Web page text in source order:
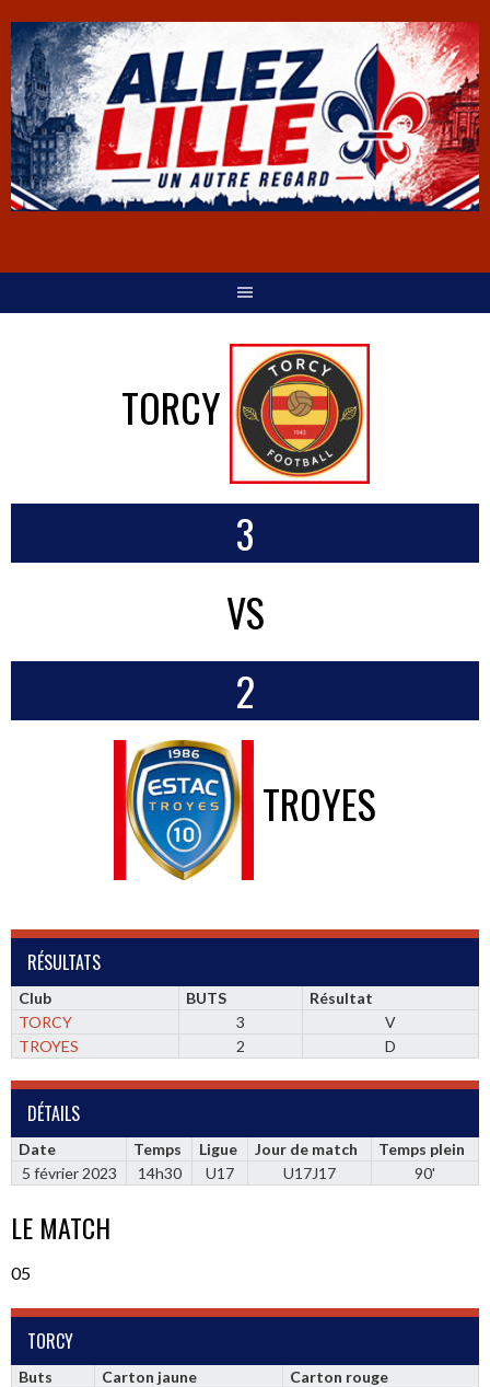
TORCY
3
VS
2
TROYES
RÉSULTATS
Club BUTS
Résultat
TORCY
3
V
TROYES
2 D
DÉTAILS
Date Temps Ligue Jour de match
Temps plein
5 février 2023
14h30 U17 U17J17 90'
LE MATCH
05
TORCY
Buts Carton jaune
Carton rouge